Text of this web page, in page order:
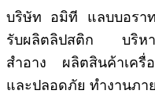
บริษัท อมิที แลบบอรา
รับผลิตลิปสติก บริหาร
สำอาง ผลิตสินค้าเค
และปลอดภัย ทำงานภ